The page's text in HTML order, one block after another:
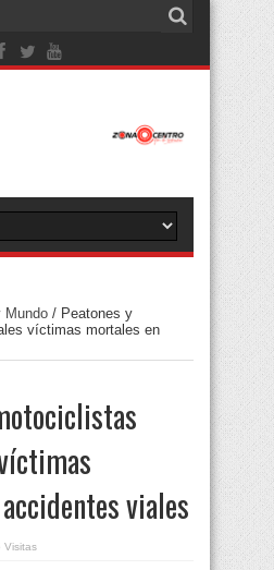
Mundo / Peatones y
víctimas mortales en
viales
Visitas